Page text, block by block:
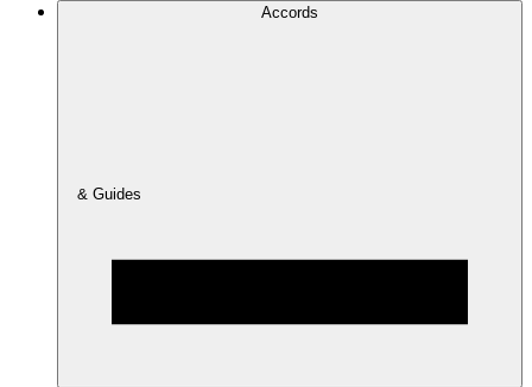
Accords
& Guides